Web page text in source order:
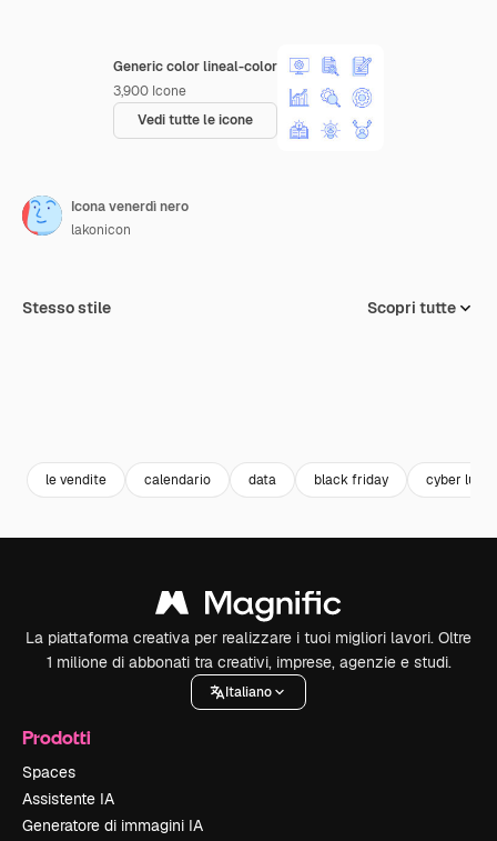
Generic color lineal-color
3,900 Icone
Vedi tutte le icone
Icona venerdì nero
lakonicon
Stesso stile Scopri tutte
le vendite calendario data black friday cyber
La piattaforma creativa per realizzare i tuoi migliori lavori. Oltre
1 milione di abbonati tra creativi, imprese, agenzie e studi.
Italiano
Prodotti
Spaces
Assistente IA
Generatore di immagini IA